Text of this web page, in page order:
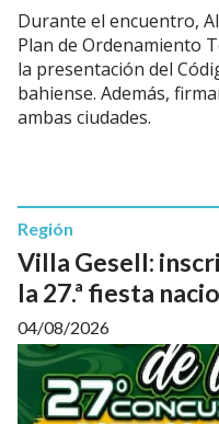
Durante el encuentro,
Plan de Ordenamiento
la presentación del
bahiense. Además,
ambas ciudades.
Villa Gesell:
la 27.ª fiesta
Región
04/08/2026